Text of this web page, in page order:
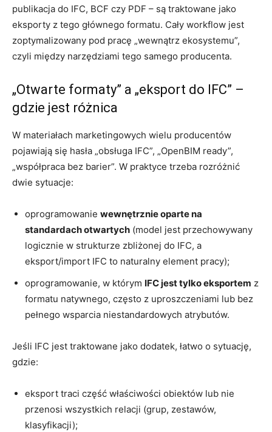
publikacja do IFC, BCF czy PDF – są traktowane jako
eksporty z tego głównego formatu. Cały workflow jest
zoptymalizowany pod pracę „wewnątrz ekosystemu”,
czyli między narzędziami tego samego producenta.
„Otwarte formaty” a „eksport do IFC” –
gdzie jest różnica
W materiałach marketingowych wielu producentów
pojawiają się hasła „obsługa IFC”, „OpenBIM ready”,
„współpraca bez barier”. W praktyce trzeba rozróżnić
dwie sytuacje:
oprogramowanie wewnętrznie oparte na
standardach otwartych (model jest przechowywany
logicznie w strukturze zbliżonej do IFC, a
eksport/import IFC to naturalny element pracy);
oprogramowanie, w którym IFC jest tylko eksportem z
formatu natywnego, często z uproszczeniami lub bez
pełnego wsparcia niestandardowych atrybutów.
Jeśli IFC jest traktowane jako dodatek, łatwo o sytuację,
gdzie:
eksport traci część właściwości obiektów lub nie
przenosi wszystkich relacji (grup, zestawów,
klasyfikacji);